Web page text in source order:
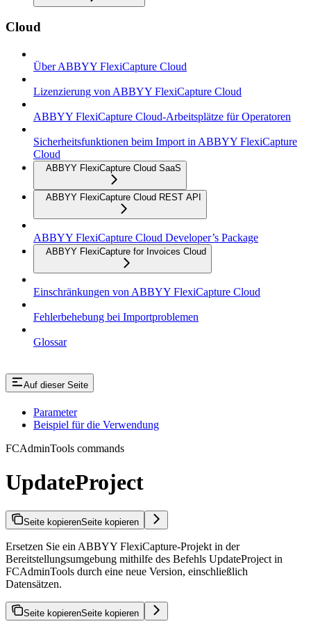
Cloud
Über ABBYY FlexiCapture Cloud
Lizenzierung von ABBYY FlexiCapture Cloud
ABBYY FlexiCapture Cloud-Arbeitsplätze für Operatoren
Sicherheitsfunktionen beim Import in ABBYY FlexiCapture
Cloud
ABBYY FlexiCapture Cloud SaaS
ABBYY FlexiCapture Cloud REST API
ABBYY FlexiCapture Cloud Developer’s Package
ABBYY FlexiCapture for Invoices Cloud
Einschränkungen von ABBYY FlexiCapture Cloud
Fehlerbehebung bei Importproblemen
Glossar
Auf dieser Seite
Parameter
Beispiel für die Verwendung
FCAdminTools commands
UpdateProject
Seite kopierenSeite kopieren
Ersetzen Sie ein ABBYY FlexiCapture-Projekt in der
Bereitstellungsumgebung mithilfe des Befehls UpdateProject in
FCAdminTools durch eine neue Version, einschließlich
Datensätzen.
Seite kopierenSeite kopieren